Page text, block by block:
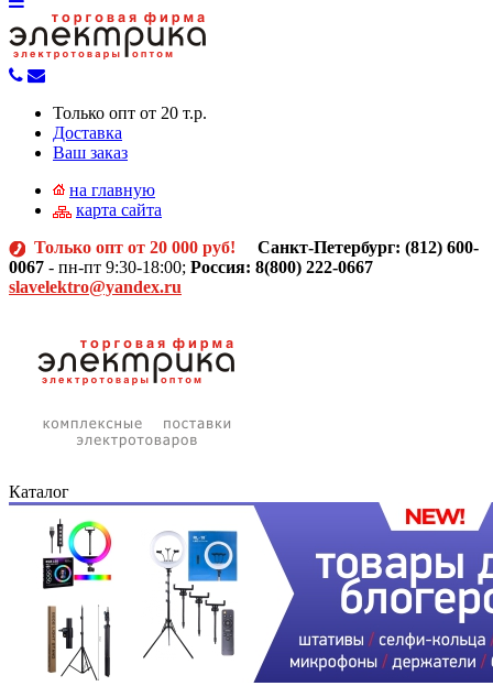
Только опт от 20 т.р.
Доставка
Ваш заказ
на главную
карта сайта
Только опт от 20 000 руб! Санкт-Петербург: (812) 600-
0067 - пн-пт 9:30-18:00; Россия: 8(800) 222-0667
slavelektro@yandex.ru
Каталог